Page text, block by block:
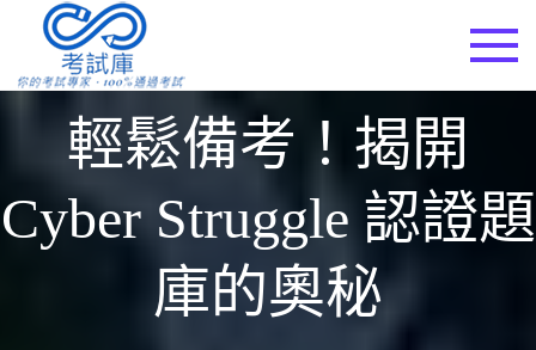
content
輕鬆備考！揭開
Cyber Struggle 認證題
庫的奧秘